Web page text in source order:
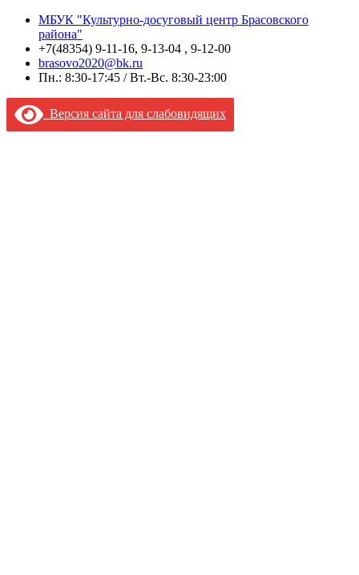
МБУК "Культурно-досуговый центр Брасовского
района"
+7(48354) 9-11-16, 9-13-04 , 9-12-00
brasovo2020@bk.ru
Пн.: 8:30-17:45 / Вт.-Вс. 8:30-23:00
Версия сайта для слабовидящих